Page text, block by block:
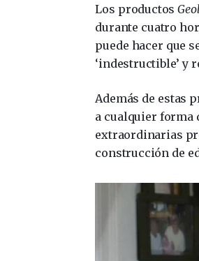
Los productos
durante cuatro
puede hacer que
‘indestructible’ y
Además de estas
a cualquier forma
extraordinarias
construcción de